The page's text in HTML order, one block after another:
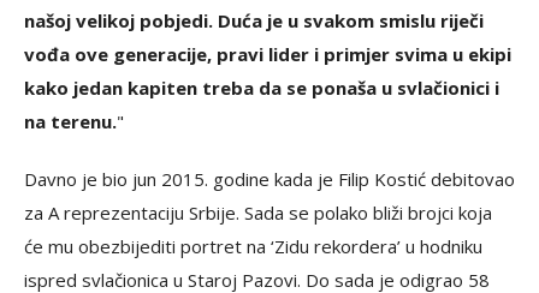
našoj velikoj pobjedi. Duća je u svakom smislu riječi
vođa ove generacije, pravi lider i primjer svima u ekipi
kako jedan kapiten treba da se ponaša u svlačionici i
na terenu."
Davno je bio jun 2015. godine kada je Filip Kostić debitovao
za A reprezentaciju Srbije. Sada se polako bliži brojci koja
će mu obezbijediti portret na ‘Zidu rekordera’ u hodniku
ispred svlačionica u Staroj Pazovi. Do sada je odigrao 58